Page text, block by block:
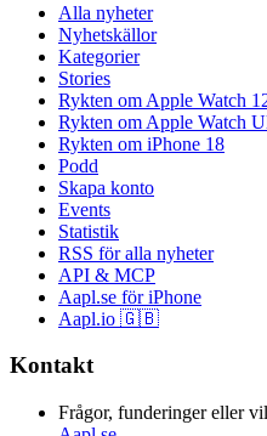
Alla nyheter
Nyhetskällor
Kategorier
Stories
Rykten om Apple Watch
Rykten om Apple Watch
Rykten om iPhone 18
Podd
Skapa konto
Events
Statistik
RSS för alla nyheter
API & MCP
Aapl.se för iPhone
Aapl.io 🇬🇧
Kontakt
Frågor, funderinger eller